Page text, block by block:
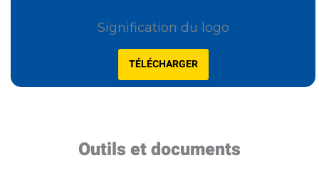
Signification du logo
TÉLÉCHARGER
Outils et documents